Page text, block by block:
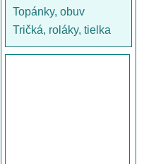
Topánky, obuv
Tričká, roláky, tielka